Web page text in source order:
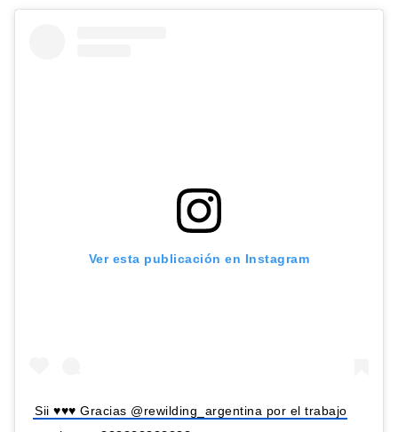
Ver esta publicación en Instagram
Sii ♥️♥️♥️ Gracias @rewilding_argentina por el trabajo